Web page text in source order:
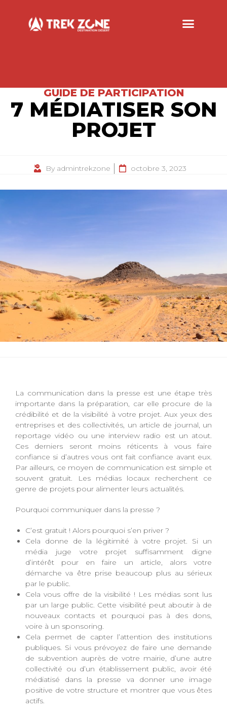
GUIDE DE PARTICIPATION
7 MÉDIATISER SON
PROJET
Byadmintrekzone octobre 3, 2023
La communication dans la presse est une étape très
importante dans la préparation, car elle procure de la
crédibilité et de la visibilité à votre projet. Aux yeux des
entreprises et des collectivités, un article de journal, un
reportage vidéo ou une interview radio est un atout.
Ces derniers seront moins réticents à vous faire
confiance si d’autres vous ont fait confiance avant eux.
Par ailleurs, ce moyen de communication est simple et
souvent gratuit. Les médias locaux recherchent ce
genre de projets pour alimenter leurs actualités.
Pourquoi communiquer dans la presse ?
C’est gratuit ! Alors pourquoi s’en priver ?
Cela donne de la légitimité à votre projet. Si un
média juge votre projet suffisamment digne
d’intérêt pour en faire un article, alors votre
démarche va être prise beaucoup plus au sérieux
par le public.
Cela vous offre de la visibilité ! Les médias sont lus
par un large public. Cette visibilité peut aboutir à de
nouveaux contacts et pourquoi pas à des dons,
voire à un sponsoring.
Cela permet de capter l’attention des institutions
publiques. Si vous prévoyez de faire une demande
de subvention auprès de votre mairie, d’une autre
collectivité ou d’un établissement public, avoir été
médiatisé dans la presse va donner une image
positive de votre structure et montrer que vous êtes
actifs.